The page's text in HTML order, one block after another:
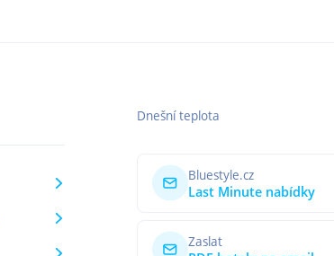
Dnešní teplota
Bluestyle.cz
Last Minute nabídky
Zaslat